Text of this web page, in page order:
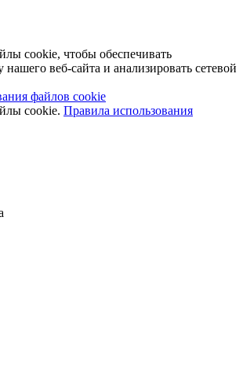
cookie, чтобы обеспечивать
веб-сайта и анализировать сетевой
файлов cookie
cookie. Правила использования